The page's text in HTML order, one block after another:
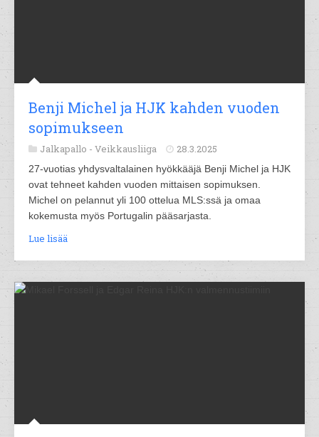
Benji Michel ja HJK kahden vuoden
sopimukseen
Jalkapallo - Veikkausliiga 28.3.2025
27-vuotias yhdysvaltalainen hyökkääjä Benji Michel ja HJK
ovat tehneet kahden vuoden mittaisen sopimuksen.
Michel on pelannut yli 100 ottelua MLS:ssä ja omaa
kokemusta myös Portugalin pääsarjasta.
Lue lisää